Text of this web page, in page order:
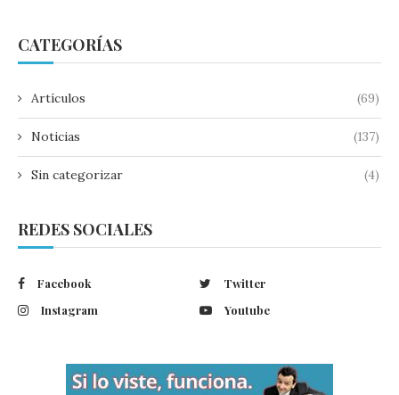
CATEGORÍAS
Artículos (69)
Noticias (137)
Sin categorizar (4)
REDES SOCIALES
Facebook
Twitter
Instagram
Youtube